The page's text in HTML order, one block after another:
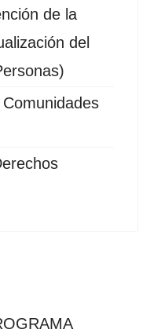
de la
del